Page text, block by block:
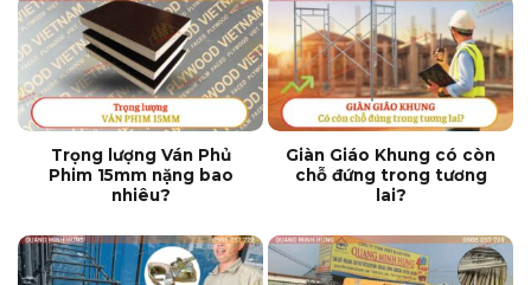
Trọng lượng Ván Phủ
Phim 15mm nặng bao
nhiêu?
Giàn Giáo Khung có còn
chỗ đứng trong tương
lai?